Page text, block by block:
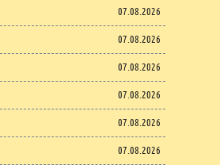
07.08.2026
07.08.2026
07.08.2026
07.08.2026
07.08.2026
07.08.2026